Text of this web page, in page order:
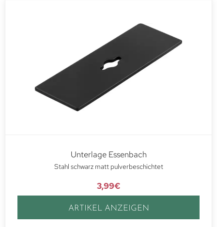
Unterlage Essenbach
Stahl schwarz matt pulverbeschichtet
3,99€
ARTIKEL ANZEIGEN